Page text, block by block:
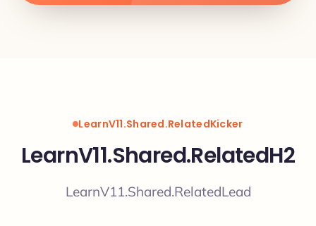
LearnV11.Shared.RelatedKicker
LearnV11.Shared.RelatedH2
LearnV11.Shared.RelatedLead